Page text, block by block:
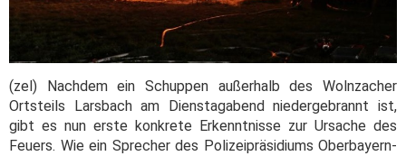
(zel) Nachdem ein Schuppen außerhalb des Wolnzacher
Ortsteils Larsbach am Dienstagabend niedergebrannt ist,
gibt es nun erste konkrete Erkenntnisse zur Ursache des
Feuers. Wie ein Sprecher des Polizeipräsidiums Oberbayern-